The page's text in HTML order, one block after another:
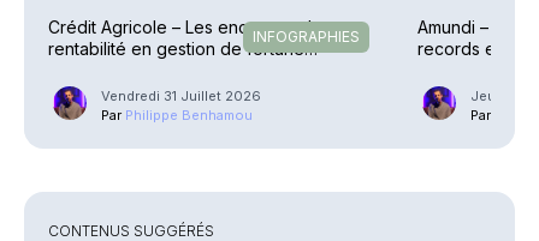
INFOGRAPHIES
Crédit Agricole – Les encours et la
rentabilité en gestion de fortune
Vendredi 31 Juillet 2026
Par Philippe Benhamou
Amundi – Des
records en
Jeudi 30
Par
CONTENUS SUGGÉRÉS